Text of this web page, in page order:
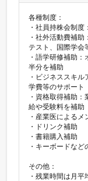
各種制度：
・社員持株会制
・社外活動費補
テスト、国際学会
・語学研修補助
半分を補助
・ビジネススキ
学費等のサポート
・資格取得補助
給や受験料を補助
・産業医によるメ
・ドリンク補助
・書籍購入補助
・キーボードなど
その他：
・残業時間は月平